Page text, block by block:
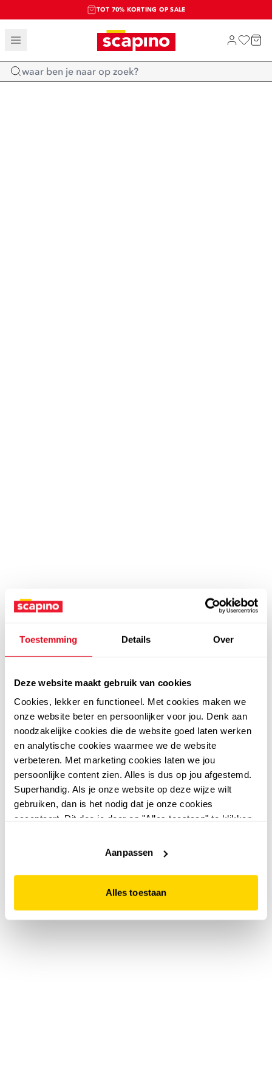
Toestemming Details Over
Deze website maakt gebruik van cookies
Cookies, lekker en functioneel. Met cookies maken we
onze website beter en persoonlijker voor jou. Denk aan
noodzakelijke cookies die de website goed laten werken
en analytische cookies waarmee we de website
verbeteren. Met marketing cookies laten we jou
persoonlijke content zien. Alles is dus op jou afgestemd.
Superhandig. Als je onze website op deze wijze wilt
gebruiken, dan is het nodig dat je onze cookies
accepteert. Dit doe je door op "Alles toestaan" te klikken.
website niet optimaal functioneert.
Aanpassen
Alles toestaan
TOT 70% KORTING OP SALE
SALE: LAATSTE KANS!
SHOP NIEUW
Home